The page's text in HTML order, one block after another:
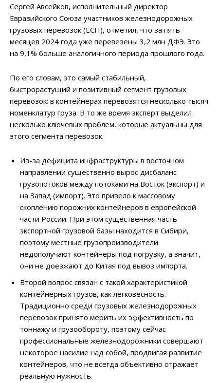
Сергей Авсейков, исполнительный директор
Евразийского Союза участников железнодорожных
грузовых перевозок (ЕСП), отметил, что за пять
месяцев 2024 года уже перевезены 3,2 млн ДФЭ. Это
на 9,1% больше аналогичного периода прошлого года.
По его словам, это самый стабильный,
быстрорастущий и позитивный сегмент грузовых
перевозок: в контейнерах перевозятся несколько тысяч
номенклатур груза. В то же время эксперт выделил
несколько ключевых проблем, которые актуальны для
этого сегмента перевозок.
Из-за дефицита инфраструктуры в восточном
направлении существенно вырос дисбаланс
грузопотоков между потоками на Восток (экспорт) и
на Запад (импорт). Это привело к массовому
скоплению порожних контейнеров в европейской
части России. При этом существенная часть
экспортной грузовой базы находится в Сибири,
поэтому местные грузопроизводители
недополучают контейнеры под погрузку, а значит,
они не доезжают до Китая под вывоз импорта.
Второй вопрос связан с такой характеристикой
контейнерных грузов, как легковесность.
Традиционно среди грузовых железнодорожных
перевозок принято мерить их эффективность по
тоннажу и грузообороту, поэтому сейчас
профессиональные железнодорожники совершают
некоторое насилие над собой, продвигая развитие
контейнеров, что не всегда объективно отражает
реальную нужность.